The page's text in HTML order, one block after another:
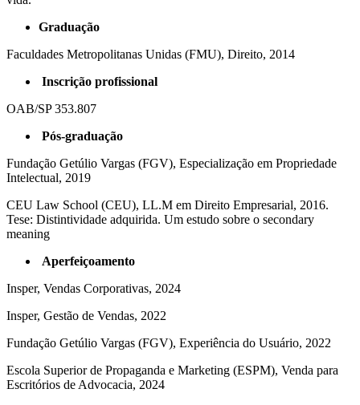
Graduação
Faculdades Metropolitanas Unidas (FMU), Direito, 2014
Inscrição profissional
OAB/SP 353.807
Pós-graduação
Fundação Getúlio Vargas (FGV), Especialização em Propriedade
Intelectual, 2019
CEU Law School (CEU), LL.M em Direito Empresarial, 2016.
Tese: Distintividade adquirida. Um estudo sobre o secondary
meaning
Aperfeiçoamento
Insper, Vendas Corporativas, 2024
Insper, Gestão de Vendas, 2022
Fundação Getúlio Vargas (FGV), Experiência do Usuário, 2022
Escola Superior de Propaganda e Marketing (ESPM), Venda para
Escritórios de Advocacia, 2024